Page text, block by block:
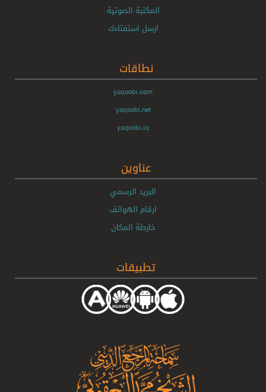
المكتبة الصوتية
ارسل استفتاءك
نطاقات
yaqoobi.com
yaqoobi.net
yaqoobi.iq
عناوين
البريد الرسمي
ارقام الهواتف
خارطة المكان
تطبيقات